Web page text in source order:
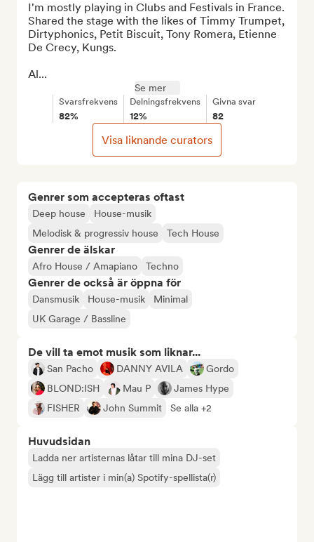
Genrer som accepteras oftast
Deep house
House-musik
Melodisk & progressiv house
Tech House
Genrer de älskar
Afro House / Amapiano Techno
Genrer de också är öppna för
Dansmusik House-musik
Minimal
UK Garage / Bassline
De vill ta emot musik som liknar...
San Pacho DANNY AVILA
Gordo
BLOND:ISH
Mau P
James Hype
FISHER
John Summit Se alla +2
Huvudsidan
Ladda ner artisternas låtar till mina DJ-set
Lägg till artister i min(a) Spotify-spellista(r)
I'm mostly playing in Clubs and Festivals in France.
Shared the stage with the likes of Timmy Trumpet,
Dirtyphonics, Petit Biscuit, Tony Romera, Etienne
De Crecy, Kungs.
Al...
Se mer
Svarsfrekvens
82%
Delningsfrekvens
12%
Givna svar
82
Visa liknande curators